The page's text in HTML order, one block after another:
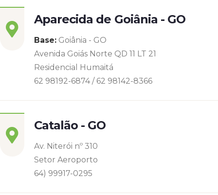
Aparecida de Goiânia - GO
Base: Goiânia - GO
Avenida Goiás Norte QD 11 LT 21
Residencial Humaitá
62 98192-6874 / 62 98142-8366
Catalão - GO
Av. Niterói nº 310
Setor Aeroporto
64) 99917-0295